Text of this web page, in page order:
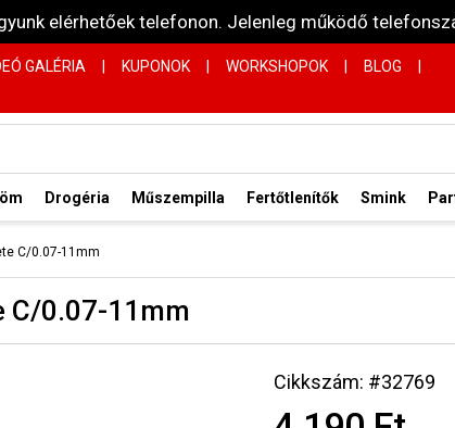
elérhetőek telefonon. Jelenleg működő
GALÉRIA KUPONOK WORKSHOPOK BLOG
Drogéria Műszempilla Fertőtlenítők Smink
C/0.07-11mm
C/0.07-11mm
Cikkszám: #32769